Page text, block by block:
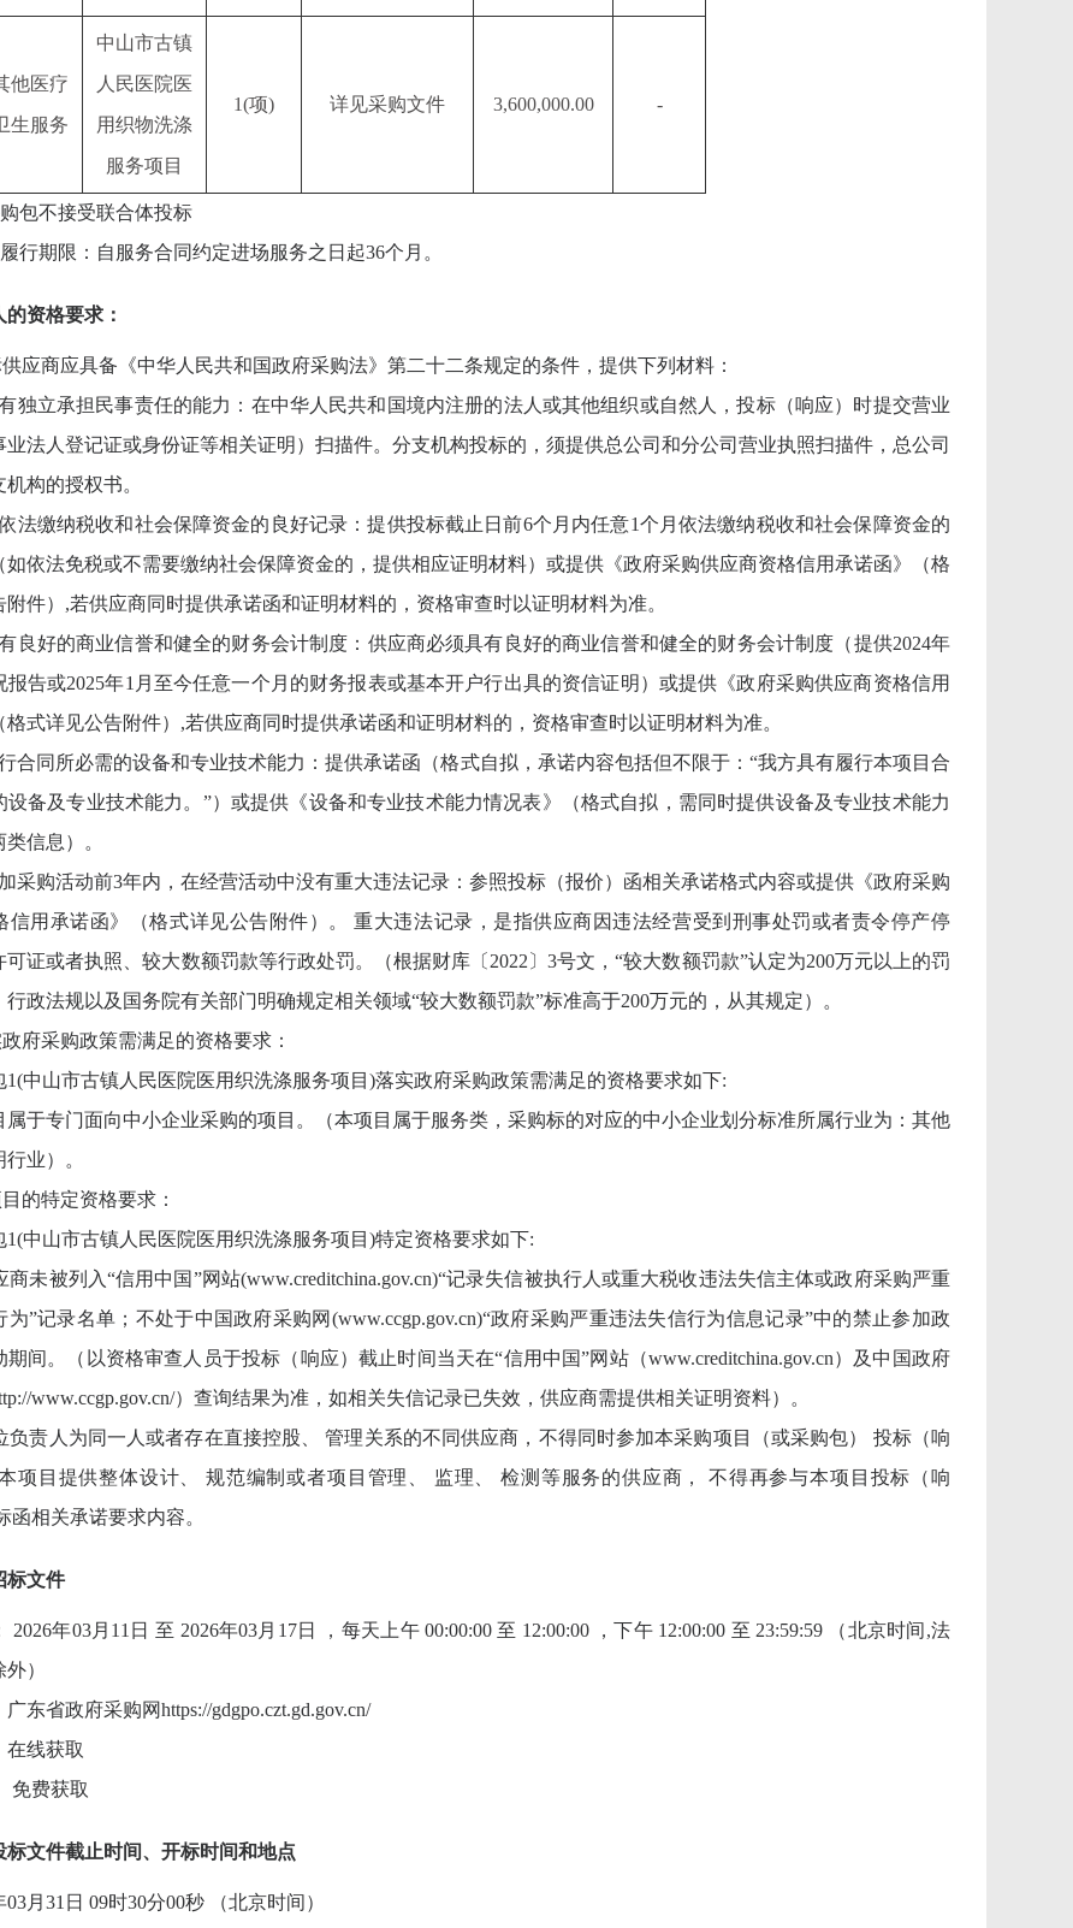
他医疗
生服务
中山市古镇
人民医院医
用织物洗涤
服务项目
1(项) 详见采购文件 3,600,000.00 -
包不接受联合体投标
行期限：自服务合同约定进场服务之日起36个月。
资格要求：
供应商应具备《中华人民共和国政府采购法》第二十二条规定的条件，提供下列材料：
独立承担民事责任的能力：在中华人民共和国境内注册的法人或其他组织或自然人，投标（响应）时提交营业
业法人登记证或身份证等相关证明）扫描件。分支机构投标的，须提供总公司和分公司营业执照扫描件，总公司
构的授权书。
法缴纳税收和社会保障资金的良好记录：提供投标截止日前6个月内任意1个月依法缴纳税收和社会保障资金的
如依法免税或不需要缴纳社会保障资金的，提供相应证明材料）或提供《政府采购供应商资格信用承诺函》（格
附件）,若供应商同时提供承诺函和证明材料的，资格审查时以证明材料为准。
良好的商业信誉和健全的财务会计制度：供应商必须具有良好的商业信誉和健全的财务会计制度（提供2024年
报告或2025年1月至今任意一个月的财务报表或基本开户行出具的资信证明）或提供《政府采购供应商资格信用
格式详见公告附件）,若供应商同时提供承诺函和证明材料的，资格审查时以证明材料为准。
合同所必需的设备和专业技术能力：提供承诺函（格式自拟，承诺内容包括但不限于：“我方具有履行本项目合
设备及专业技术能力。”）或提供《设备和专业技术能力情况表》（格式自拟，需同时提供设备及专业技术能力
类信息）。
采购活动前3年内，在经营活动中没有重大违法记录：参照投标（报价）函相关承诺格式内容或提供《政府采购
信用承诺函》（格式详见公告附件）。 重大违法记录，是指供应商因违法经营受到刑事处罚或者责令停产停
可证或者执照、较大数额罚款等行政处罚。（根据财库〔2022〕3号文，“较大数额罚款”认定为200万元以上的罚
行政法规以及国务院有关部门明确规定相关领域“较大数额罚款”标准高于200万元的，从其规定）。
府采购政策需满足的资格要求：
1(中山市古镇人民医院医用织洗涤服务项目)落实政府采购政策需满足的资格要求如下:
属于专门面向中小企业采购的项目。（本项目属于服务类，采购标的对应的中小企业划分标准所属行业为：其他
业）。
的特定资格要求：
1(中山市古镇人民医院医用织洗涤服务项目)特定资格要求如下:
商未被列入“信用中国”网站(www.creditchina.gov.cn)“记录失信被执行人或重大税收违法失信主体或政府采购严重
为”记录名单；不处于中国政府采购网(www.ccgp.gov.cn)“政府采购严重违法失信行为信息记录”中的禁止参加政
期间。（以资格审查人员于投标（响应）截止时间当天在“信用中国”网站（www.creditchina.gov.cn）及中国政府
www.ccgp.gov.cn/）查询结果为准，如相关失信记录已失效，供应商需提供相关证明资料）。
负责人为同一人或者存在直接控股、 管理关系的不同供应商，不得同时参加本采购项目（或采购包） 投标（响
项目提供整体设计、 规范编制或者项目管理、 监理、 检测等服务的供应商， 不得再参与本项目投标（响
函相关承诺要求内容。
标文件
2026年03月11日 至 2026年03月17日 ，每天上午 00:00:00 至 12:00:00 ，下午 12:00:00 至 23:59:59 （北京时间,法
）
广东省政府采购网https://gdgpo.czt.gd.gov.cn/
在线获取
免费获取
标文件截止时间、开标时间和地点
03月31日 09时30分00秒 （北京时间）